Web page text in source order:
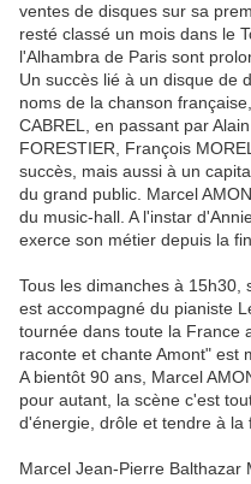
ventes de disques sur sa
resté classé un mois dans le
l'Alhambra de Paris sont
Un succès lié à un disque de
noms de la chanson
CABREL, en passant par
FORESTIER, François
succès, mais aussi à un
du grand public. Marcel
du music-hall. A l'instar
exerce son métier depuis la
Tous les dimanches à 15h30,
est accompagné du pianiste
tournée dans toute la France
raconte et chante Amont" est
A bientôt 90 ans, Marcel
pour autant, la scène c'est
d'énergie, drôle et tendre à la
Marcel Jean-Pierre Balthazar